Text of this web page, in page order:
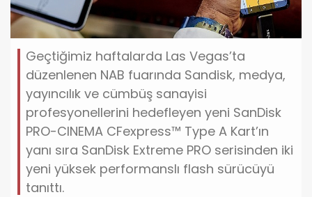
Geçtiğimiz haftalarda Las Vegas’ta
düzenlenen NAB fuarında Sandisk, medya,
yayıncılık ve cümbüş sanayisi
profesyonellerini hedefleyen yeni SanDisk
PRO-CINEMA CFexpress™ Type A Kart’ın
yanı sıra SanDisk Extreme PRO serisinden iki
yeni yüksek performanslı flash sürücüyü
tanıttı.